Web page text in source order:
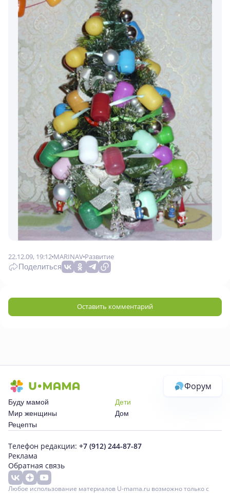
22.12.09, 19:12 MARINAV Развитие
Поделиться
Оставить комментарий
Форум
Буду мамой
Дети
Мир женщины
Дом
Рецепты
Телефон редакции: +7 (912) 244-87-87
Реклама
Обратная связь
Любое использование материалов U-mama.ru возможно только с